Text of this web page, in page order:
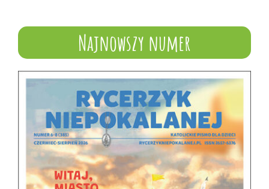
Najnowszy numer